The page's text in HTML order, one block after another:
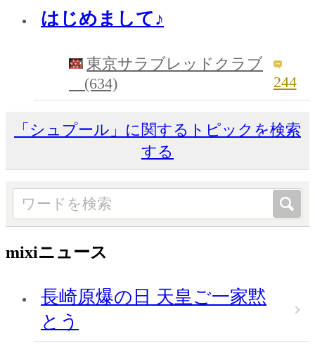
はじめまして♪
東京サラブレッドクラブ
(634)
244
「シュプール」に関するトピックを検索
する
mixiニュース
長崎原爆の日 天皇ご一家黙
とう